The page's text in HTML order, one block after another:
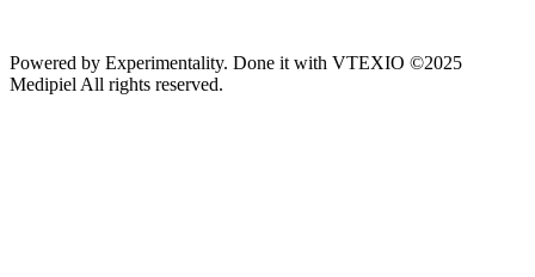
Powered by Experimentality. Done it with VTEXIO ©2025
Medipiel All rights reserved.